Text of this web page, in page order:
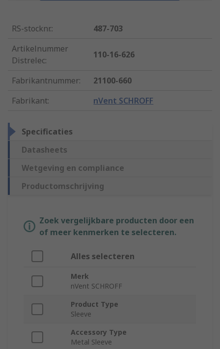
RS-stocknr.:
487-703
Artikelnummer
Distrelec:
110-16-626
Fabrikantnummer:
21100-660
Fabrikant: nVent SCHROFF
Specificaties
Datasheets
Wetgeving en compliance
Productomschrijving
Zoek vergelijkbare producten door een
of meer kenmerken te selecteren.
Alles selecteren
Merk
nVent SCHROFF
Product Type
Sleeve
Accessory Type
Metal Sleeve